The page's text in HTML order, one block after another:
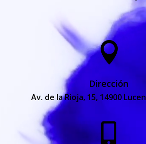

Dirección
Av. de la Rioja, 15, 14900
